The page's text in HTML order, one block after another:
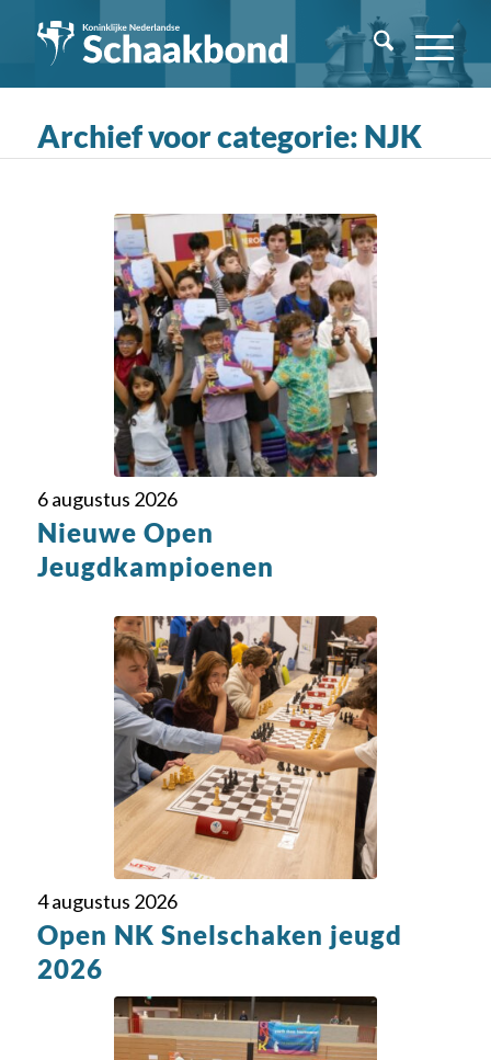
Archief voor categorie: NJK
6 augustus 2026
Nieuwe Open
Jeugdkampioenen
4 augustus 2026
Open NK Snelschaken jeugd
2026